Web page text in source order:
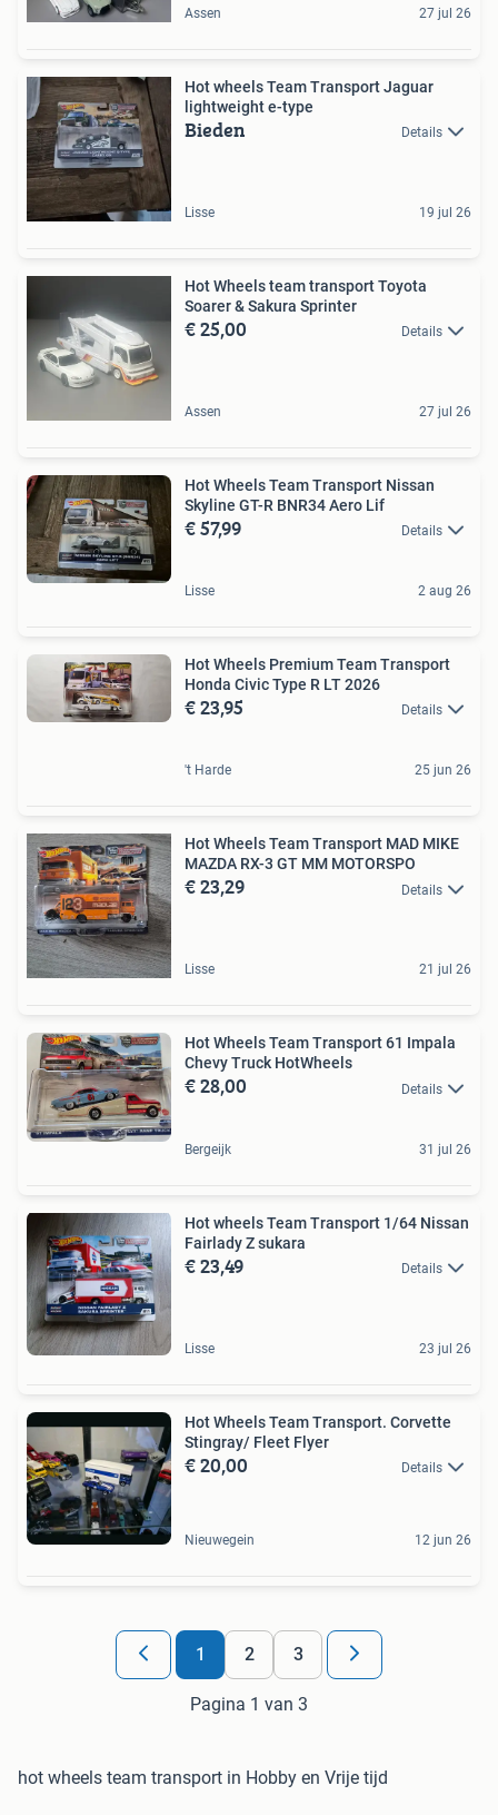
Assen 27 jul 26
Hot wheels Team Transport Jaguar
lightweight e-type
Bieden Details
Lisse 19 jul 26
Hot Wheels team transport Toyota
Soarer & Sakura Sprinter
€ 25,00 Details
Assen 27 jul 26
Hot Wheels Team Transport Nissan
Skyline GT-R BNR34 Aero Lif
€ 57,99 Details
Lisse 2 aug 26
Hot Wheels Premium Team Transport
Honda Civic Type R LT 2026
€ 23,95 Details
't Harde 25 jun 26
Hot Wheels Team Transport MAD MIKE
MAZDA RX-3 GT MM MOTORSPO
€ 23,29 Details
Lisse 21 jul 26
Hot Wheels Team Transport 61 Impala
Chevy Truck HotWheels
€ 28,00 Details
Bergeijk 31 jul 26
Hot wheels Team Transport 1/64 Nissan
Fairlady Z sukara
€ 23,49 Details
Lisse 23 jul 26
Hot Wheels Team Transport. Corvette
Stingray/ Fleet Flyer
€ 20,00 Details
Nieuwegein 12 jun 26
1 2 3
Pagina 1 van 3
hot wheels team transport in Hobby en Vrije tijd